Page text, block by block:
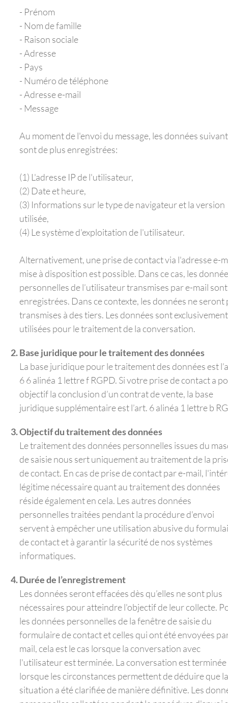
- Prénom
- Nom de famille
- Raison sociale
- Adresse
- Pays
- Numéro de téléphone
- Adresse e-mail
- Message
Au moment de l'envoi du message, les données
sont de plus enregistrées:
(1) L'adresse IP de l'utilisateur,
(2) Date et heure,
(3) Informations sur le type de navigateur et la version
utilisée,
(4) Le système d'exploitation de l'utilisateur.
Alternativement, une prise de contact via l'adresse e-
mise à disposition est possible. Dans ce cas, les
personnelles de l’utilisateur transmises par e-mail sont
enregistrées. Dans ce contexte, les données ne seront
transmises à des tiers. Les données sont exclusivement
utilisées pour le traitement de la conversation.
Base juridique pour le traitement des données
La base juridique pour le traitement des données est
6 6 alinéa 1 lettre f RGPD. Si votre prise de contact a
objectif la conclusion d’un contrat de vente, la base
juridique supplémentaire est l’art. 6 alinéa 1 lettre b
Objectif du traitement des données
Le traitement des données personnelles issues du
de saisie nous sert uniquement au traitement de la
de contact. En cas de prise de contact par e-mail,
légitime nécessaire quant au traitement des données
réside également en cela. Les autres données
personnelles traitées pendant la procédure d'envoi
servent à empêcher une utilisation abusive du
de contact et à garantir la sécurité de nos systèmes
informatiques.
Durée de l’enregistrement
Les données seront effacées dès qu’elles ne sont plus
nécessaires pour atteindre l'objectif de leur collecte.
les données personnelles de la fenêtre de saisie du
formulaire de contact et celles qui ont été envoyées
mail, cela est le cas lorsque la conversation avec
l'utilisateur est terminée. La conversation est terminée
lorsque les circonstances permettent de déduire que la
situation a été clarifiée de manière définitive. Les